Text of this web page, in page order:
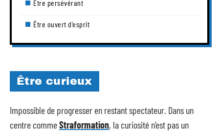
Être persévérant
Être ouvert d’esprit
Être curieux
Impossible de progresser en restant spectateur. Dans un
centre commeStraformation, la curiosité n’est pas un